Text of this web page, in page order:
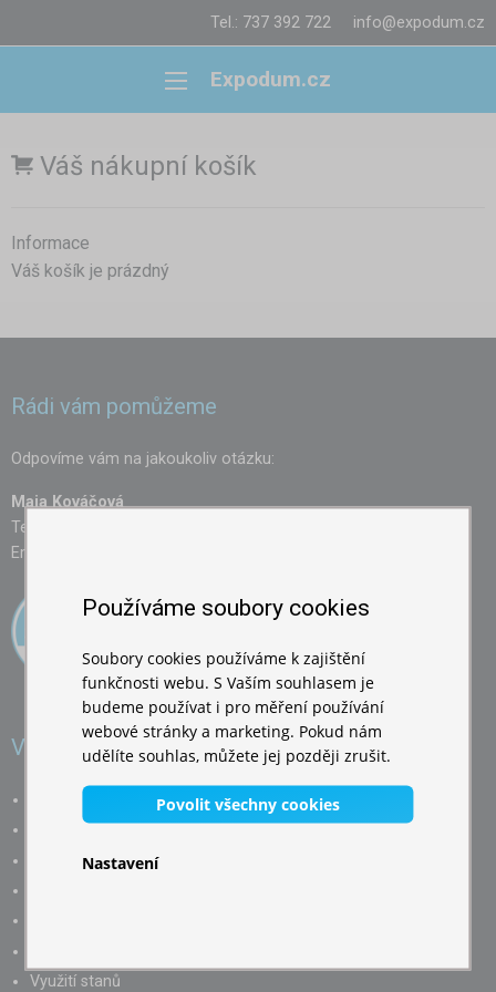
Tel.: 737 392 722 info@expodum.cz
Expodum.cz
Váš nákupní košík
Informace
Váš košík je prázdný
Rádi vám pomůžeme
Odpovíme vám na jakoukoliv otázku:
Maja Kováčová
Tel.: 737 392 722
Email:
Vše o nákupu
Reklamace a vrácení zboží
Obchodní podmínky
Možnosti platby
Využití stanů
Používáme soubory cookies
Soubory cookies používáme k zajištění
funkčnosti webu. S Vaším souhlasem je
budeme používat i pro měření používání
webové stránky a marketing. Pokud nám
udělíte souhlas, můžete jej později zrušit.
Povolit všechny cookies
Nastavení